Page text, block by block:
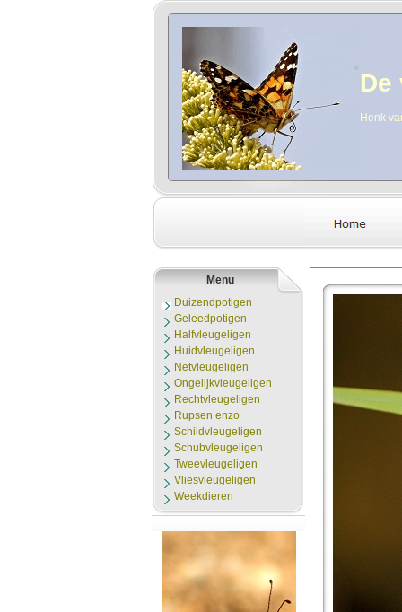
De
Henk
Menu
Duizendpotigen
Geleedpotigen
Halfvleugeligen
Huidvleugeligen
Netvleugeligen
Ongelijkvleugeligen
Rechtvleugeligen
Rupsen enzo
Schildvleugeligen
Schubvleugeligen
Tweevleugeligen
Vliesvleugeligen
Weekdieren